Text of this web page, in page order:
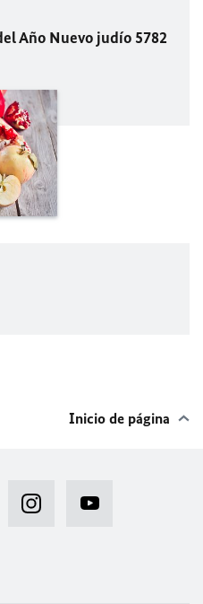
Año Nuevo judío 5782
Inicio de página